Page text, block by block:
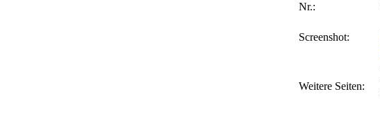
Nr.:
Screenshot:
Weitere Seiten: